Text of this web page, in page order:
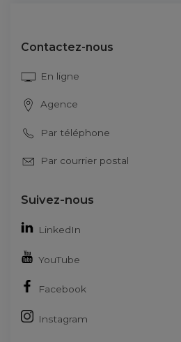
Contactez-nous
En ligne
Agence
Par téléphone
Par courrier postal
Suivez-nous
LinkedIn
YouTube
Facebook
Instagram